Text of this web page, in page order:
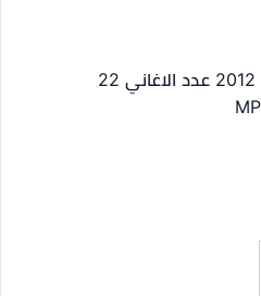
عدد الاغاني 22